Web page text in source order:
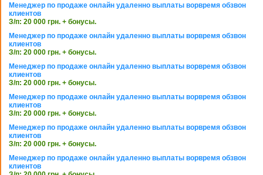
Менеджер по продаже онлайн удаленно выплаты ворвремя обзвон
клиентов
З/п: 20 000 грн. + бонусы.
Менеджер по продаже онлайн удаленно выплаты ворвремя обзвон
клиентов
З/п: 20 000 грн. + бонусы.
Менеджер по продаже онлайн удаленно выплаты ворвремя обзвон
клиентов
З/п: 20 000 грн. + бонусы.
Менеджер по продаже онлайн удаленно выплаты ворвремя обзвон
клиентов
З/п: 20 000 грн. + бонусы.
Менеджер по продаже онлайн удаленно выплаты ворвремя обзвон
клиентов
З/п: 20 000 грн. + бонусы.
Менеджер по продаже онлайн удаленно выплаты ворвремя обзвон
клиентов